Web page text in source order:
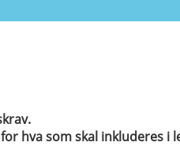
hva som skal inkluderes i